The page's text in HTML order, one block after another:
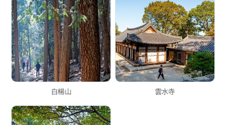
白楊山 雲水寺